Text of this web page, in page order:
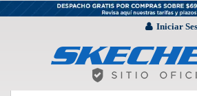
Iniciar